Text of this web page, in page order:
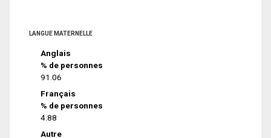
LANGUE MATERNELLE
Anglais
% de personnes
91.06
Français
% de personnes
4.88
Autre